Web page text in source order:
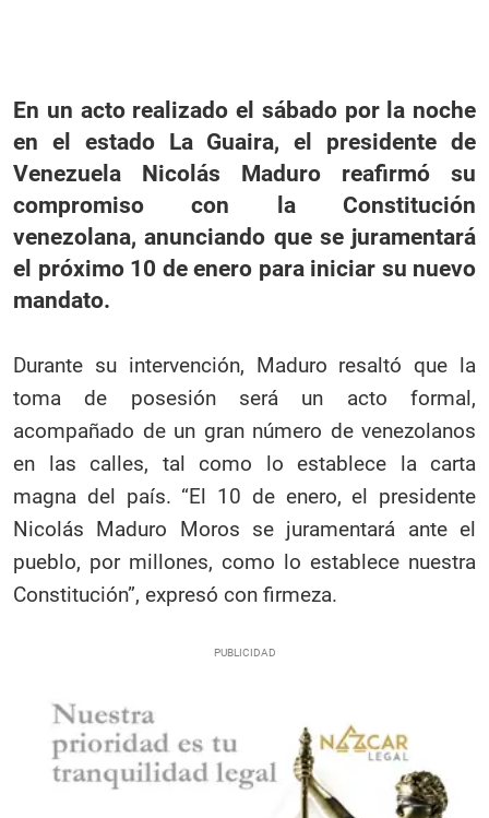
En un acto realizado el sábado por la noche
en el estado La Guaira, el presidente de
Venezuela Nicolás Maduro reafirmó su
compromiso con la Constitución
venezolana, anunciando que se juramentará
el próximo 10 de enero para iniciar su nuevo
mandato.
Durante su intervención, Maduro resaltó que la
toma de posesión será un acto formal,
acompañado de un gran número de venezolanos
en las calles, tal como lo establece la carta
magna del país. “El 10 de enero, el presidente
Nicolás Maduro Moros se juramentará ante el
pueblo, por millones, como lo establece nuestra
Constitución”, expresó con firmeza.